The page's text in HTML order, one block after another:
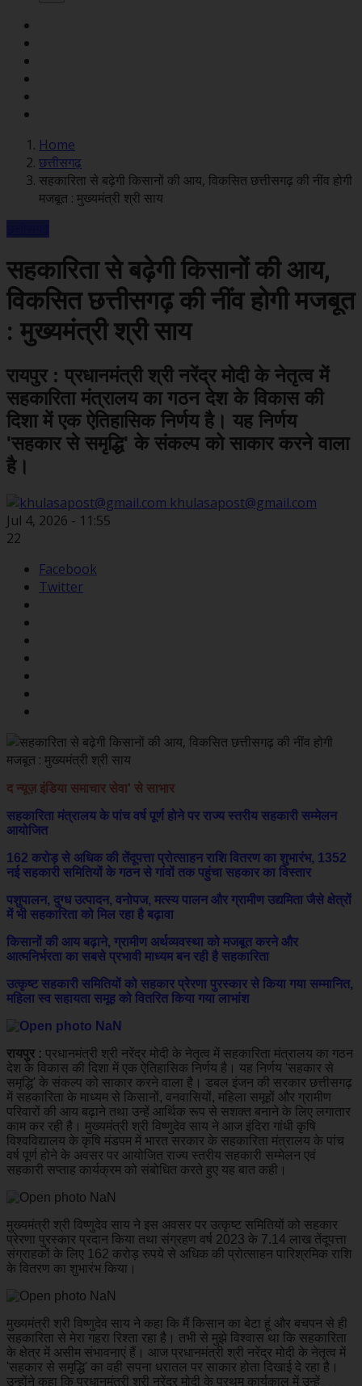
Home
छत्तीसगढ़
सहकारिता से बढ़ेगी किसानों की आय, विकसित छत्तीसगढ़ की नींव होगी
मजबूत : मुख्यमंत्री श्री साय
सहकारिता से बढ़ेगी किसानों की आय,
विकसित छत्तीसगढ़ की नींव होगी मजबूत
: मुख्यमंत्री श्री साय
रायपुर : प्रधानमंत्री श्री नरेंद्र मोदी के नेतृत्व में
सहकारिता मंत्रालय का गठन देश के विकास की
दिशा में एक ऐतिहासिक निर्णय है। यह निर्णय
'सहकार से समृद्धि' के संकल्प को साकार करने वाला
है।
khulasapost@gmail.com
Jul 4, 2026 - 11:55
22
Facebook
Twitter
द न्यूज़ इंडिया समाचार सेवा' से साभार
सहकारिता मंत्रालय के पांच वर्ष पूर्ण होने पर राज्य स्तरीय सहकारी सम्मेलन
आयोजित
162 करोड़ से अधिक की तेंदूपत्ता प्रोत्साहन राशि वितरण का शुभारंभ, 1352
नई सहकारी समितियों के गठन से गांवों तक पहुंचा सहकार का विस्तार
पशुपालन, दुग्ध उत्पादन, वनोपज, मत्स्य पालन और ग्रामीण उद्यमिता जैसे क्षेत्रों
में भी सहकारिता को मिल रहा है बढ़ावा
किसानों की आय बढ़ाने, ग्रामीण अर्थव्यवस्था को मजबूत करने और
आत्मनिर्भरता का सबसे प्रभावी माध्यम बन रही है सहकारिता
उत्कृष्ट सहकारी समितियों को सहकार प्रेरणा पुरस्कार से किया गया सम्मानित,
महिला स्व सहायता समूह को वितरित किया गया लाभांश
रायपुर : प्रधानमंत्री श्री नरेंद्र मोदी के नेतृत्व में सहकारिता मंत्रालय का गठन
देश के विकास की दिशा में एक ऐतिहासिक निर्णय है। यह निर्णय 'सहकार से
समृद्धि' के संकल्प को साकार करने वाला है। डबल इंजन की सरकार छत्तीसगढ़
में सहकारिता के माध्यम से किसानों, वनवासियों, महिला समूहों और ग्रामीण
परिवारों की आय बढ़ाने तथा उन्हें आर्थिक रूप से सशक्त बनाने के लिए लगातार
काम कर रही है। मुख्यमंत्री श्री विष्णुदेव साय ने आज इंदिरा गांधी कृषि
विश्वविद्यालय के कृषि मंडपम में भारत सरकार के सहकारिता मंत्रालय के पांच
वर्ष पूर्ण होने के अवसर पर आयोजित राज्य स्तरीय सहकारी सम्मेलन एवं
सहकारी सप्ताह कार्यक्रम को संबोधित करते हुए यह बात कही।
मुख्यमंत्री श्री विष्णुदेव साय ने इस अवसर पर उत्कृष्ट समितियों को सहकार
प्रेरणा पुरस्कार प्रदान किया तथा संग्रहण वर्ष 2023 के 7.14 लाख तेंदूपत्ता
संग्राहकों के लिए 162 करोड़ रुपये से अधिक की प्रोत्साहन पारिश्रमिक राशि
के वितरण का शुभारंभ किया।
मुख्यमंत्री श्री विष्णुदेव साय ने कहा कि मैं किसान का बेटा हूं और बचपन से ही
सहकारिता से मेरा गहरा रिश्ता रहा है। तभी से मुझे विश्वास था कि सहकारिता
के क्षेत्र में असीम संभावनाएं हैं। आज प्रधानमंत्री श्री नरेंद्र मोदी के नेतृत्व में
'सहकार से समृद्धि' का वही सपना धरातल पर साकार होता दिखाई दे रहा है।
उन्होंने कहा कि प्रधानमंत्री श्री नरेंद्र मोदी के प्रथम कार्यकाल में उन्हें